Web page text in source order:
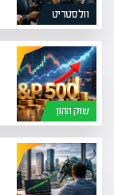
וולסטריט
שוק ההון